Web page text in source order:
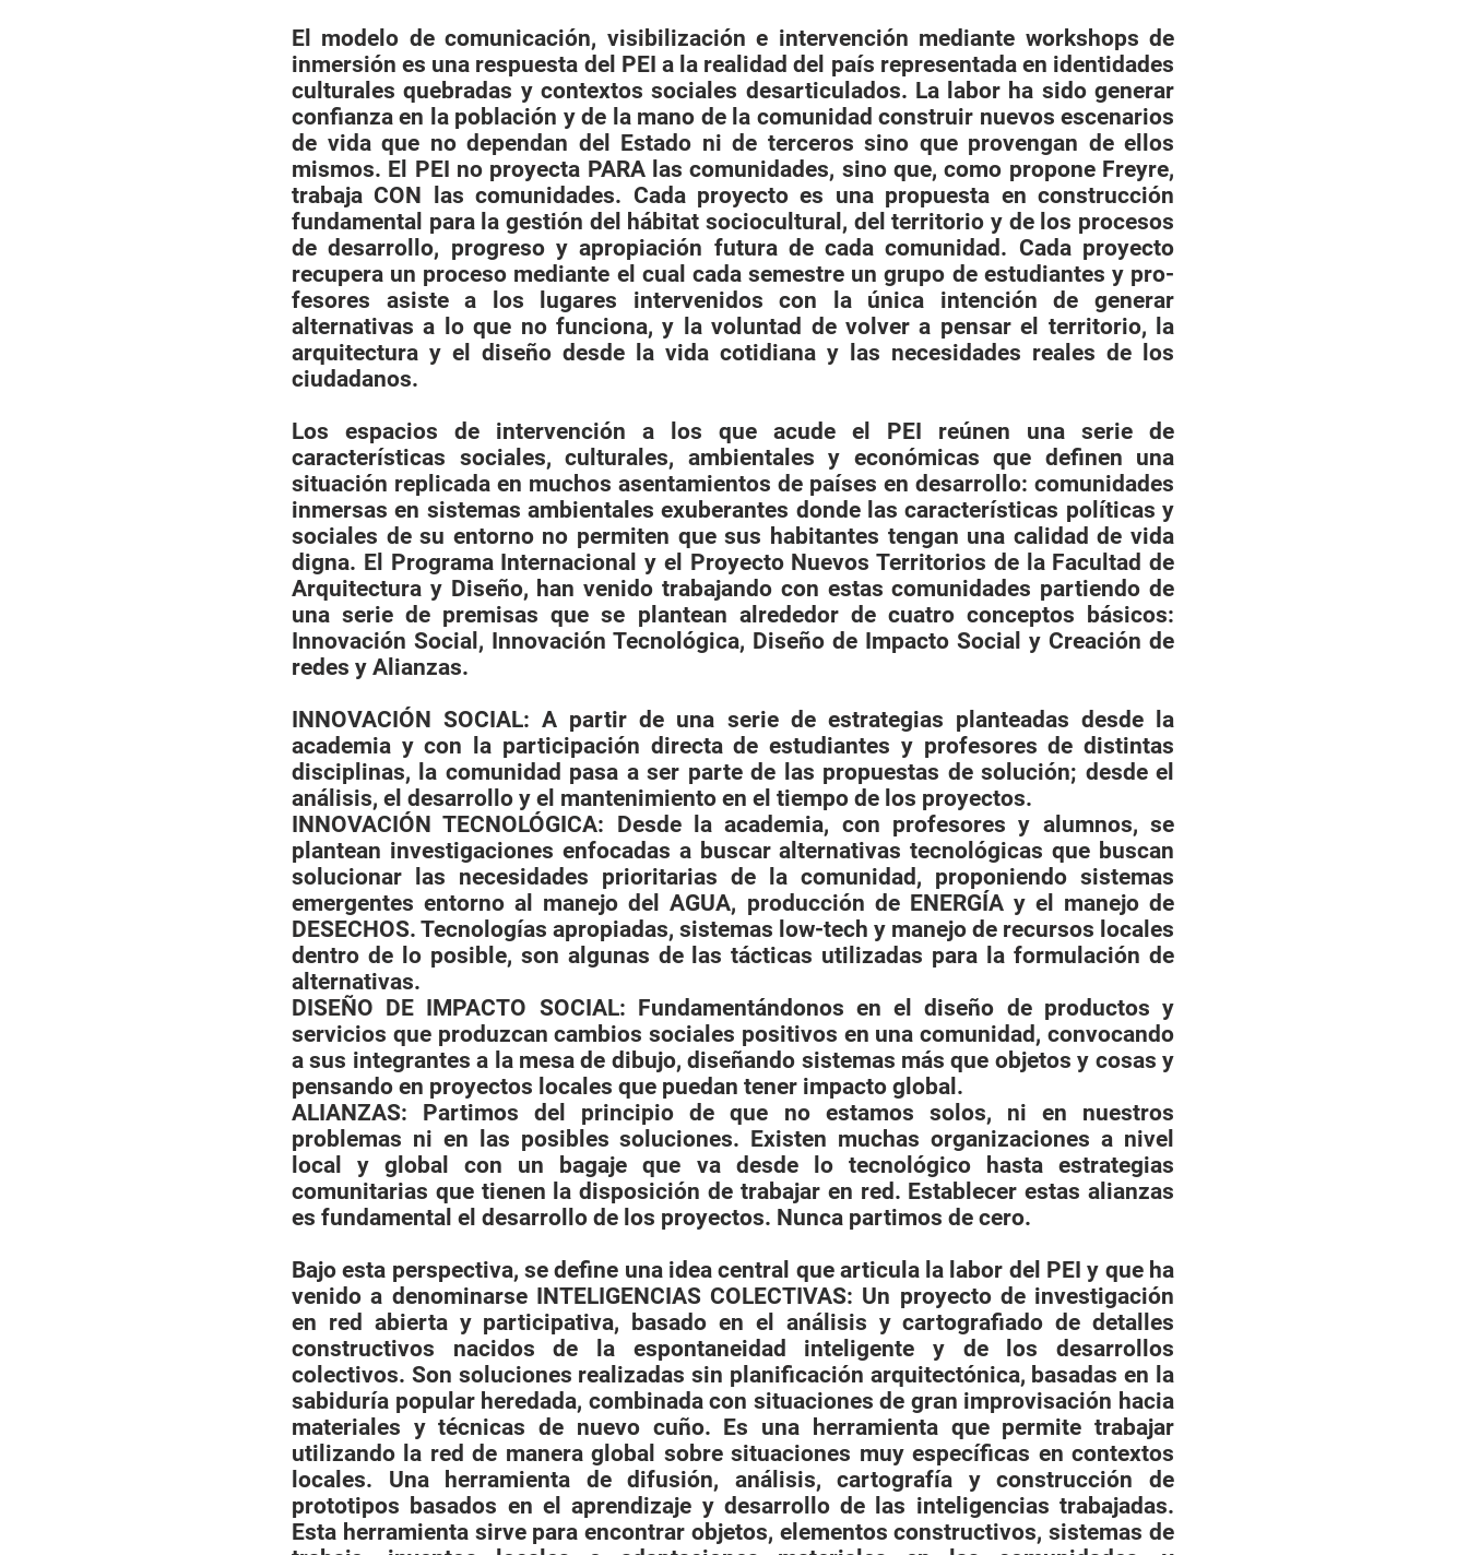
El modelo de comunicación, visibilización e intervención mediante workshops de
inmersión es una respuesta del PEI a la realidad del país representada en identidades
culturales quebradas y contextos sociales desarticulados. La labor ha sido generar
confianza en la población y de la mano de la comunidad construir nuevos escenarios
de vida que no dependan del Estado ni de terceros sino que provengan de ellos
mismos. El PEI no proyecta PARA las comunidades, sino que, como propone Freyre,
trabaja CON las comunidades. Cada proyecto es una propuesta en construc­ción
fundamental para la gestión del hábitat sociocultural, del territorio y de los procesos
de desarrollo, progreso y apropiación futura de cada comunidad. Cada proyecto
recupera un proceso mediante el cual cada semestre un grupo de estudiantes y pro­
fesores asiste a los lugares intervenidos con la única intención de generar
alternativas a lo que no funciona, y la voluntad de volver a pensar el territorio, la
arquitectura y el diseño desde la vida cotidiana y las necesidades reales de los
ciudadanos.
Los espacios de intervención a los que acude el PEI reúnen una serie de
características sociales, culturales, ambientales y económicas que definen una
situación replicada en muchos asentamientos de países en desarrollo: comunidades
inmersas en sistemas ambientales exuberantes donde las características políticas y
sociales de su entorno no permiten que sus habitantes tengan una calidad de vida
digna. El Programa Internacional y el Proyecto Nuevos Territorios de la Facultad de
Arquitectura y Diseño, han venido trabajando con estas comunidades partiendo de
una serie de premisas que se plantean alrededor de cuatro conceptos básicos:
Innovación Social, Innovación Tecnológica, Diseño de Impacto Social y Creación de
redes y Alianzas.
INNOVACIÓN SOCIAL: A partir de una serie de estrategias planteadas desde la
academia y con la participación directa de estudiantes y profesores de distintas
disciplinas, la comunidad pasa a ser parte de las propuestas de solución; desde el
análisis, el desarrollo y el mantenimiento en el tiempo de los proyectos.
INNOVACIÓN TECNOLÓGICA: Desde la academia, con profesores y alumnos, se
plantean investigaciones enfocadas a buscar alternativas tecnológicas que buscan
solucionar las necesidades prioritarias de la comunidad, proponiendo sistemas
emergentes entorno al manejo del AGUA, producción de ENERGÍA y el manejo de
DESECHOS. Tecnologías apropiadas, sistemas low-tech y manejo de recursos locales
dentro de lo posible, son algunas de las tácticas utilizadas para la formulación de
alternativas.
DISEÑO DE IMPACTO SOCIAL: Fundamentándonos en el diseño de productos y
servicios que produz­can cambios sociales positivos en una comunidad, convocando
a sus integrantes a la mesa de dibujo, diseñando sistemas más que objetos y cosas y
pensando en proyectos locales que puedan tener impacto global.
ALIANZAS: Partimos del principio de que no estamos solos, ni en nuestros
problemas ni en las posibles soluciones. Existen muchas organizaciones a nivel
local y global con un bagaje que va desde lo tec­nológico hasta estrategias
comunitarias que tienen la disposición de trabajar en red. Establecer estas alianzas
es fundamental el desarrollo de los proyec­tos. Nunca partimos de cero.
Bajo esta perspectiva, se define una idea central que articula la labor del PEI y que ha
venido a denominarse INTELIGENCIAS COLECTIVAS: Un proyecto de investigación
en red abierta y participa­tiva, basado en el análisis y cartografiado de detalles
constructivos nacidos de la espontaneidad inteligente y de los desarrollos
colectivos. Son soluciones realizadas sin planificación arquitectóni­ca, basadas en la
sabiduría popular heredada, combinada con situaciones de gran improvisación hacia
materiales y técnicas de nuevo cuño. Es una herrami­enta que permite trabajar
utilizando la red de manera global sobre situaciones muy específicas en contextos
locales. Una herramienta de difusión, análisis, cartografía y construcción de
prototipos basados en el aprendizaje y desarrollo de las inteligencias trabajadas.
Esta herramienta sirve para en­contrar objetos, elementos constructivos, sistemas de